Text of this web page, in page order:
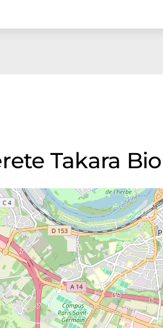
a flusso reagenti per
Takara